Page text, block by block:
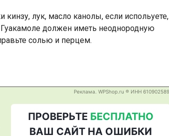
лук, масло канолы, если испольуете,
должен иметь неоднородную
солью и перцем.